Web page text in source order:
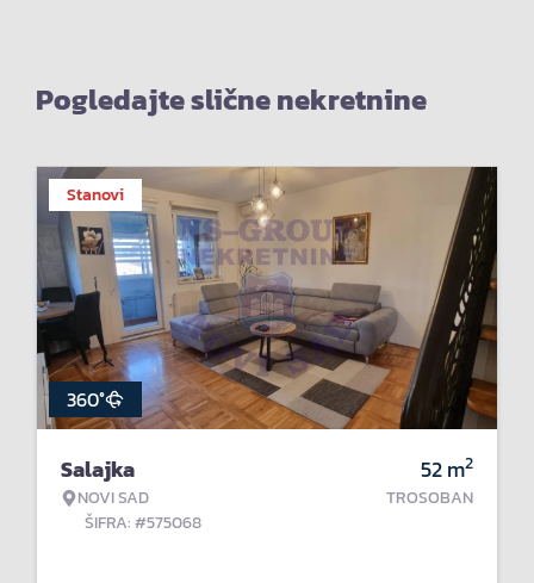
Pogledajte slične nekretnine
Stanovi
360°
Salajka
NOVI SAD
ŠIFRA: #575068
52m2
TROSOBAN